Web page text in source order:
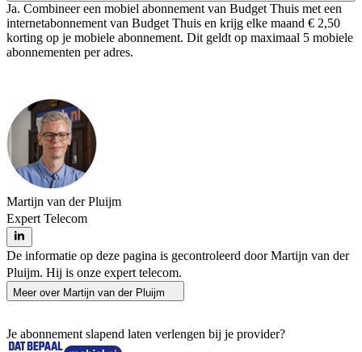
Ja. Combineer een mobiel abonnement van Budget Thuis met een
internetabonnement van Budget Thuis en krijg elke maand € 2,50
korting op je mobiele abonnement. Dit geldt op maximaal 5 mobiele
abonnementen per adres.
Martijn van der Pluijm
Expert Telecom
De informatie op deze pagina is gecontroleerd door Martijn van der
Pluijm. Hij is onze expert telecom.
Meer over Martijn van der Pluijm
Je abonnement slapend laten verlengen bij je provider?